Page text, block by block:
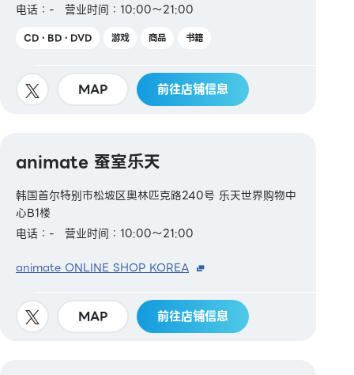
电话：-
营业时间：10:00～21:00
CD・BD・DVD 游戏 商品 书籍
MAP 前往店铺信息
animate 蚕室乐天
韩国首尔特别市松坡区奥林匹克路240号 乐天世界购物中
心B1楼
电话：-
营业时间：10:00～21:00
animate ONLINE SHOP KOREA
MAP 前往店铺信息